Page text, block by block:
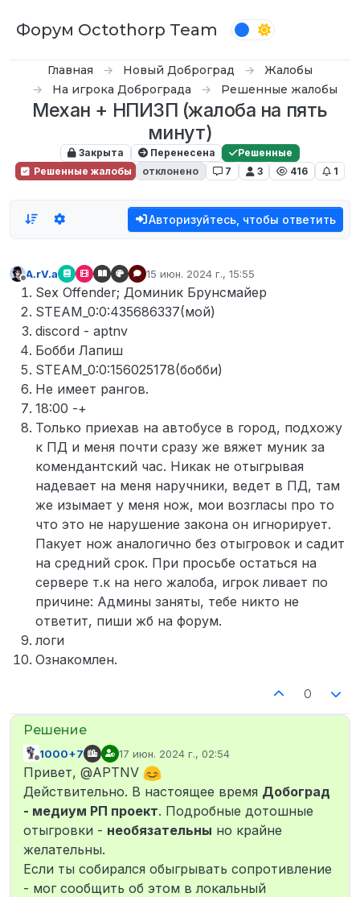
Форум Octothorp Team
Главная Новый Доброград
Жалобы
На игрока Доброграда
Решенные жалобы
Механ + НПИЗП (жалоба на пять
минут)
Закрыта Перенесена
Решенные
Решенные жалобы
отклонено 7 3 416 1
Авторизуйтесь, чтобы ответить
Не в сети
A.rV.a 15 июн. 2024 г., 15:55
отредактировано
Sex Offender; Доминик Брунсмайер
STEAM_0:0:435686337(мой)
discord - aptnv
Бобби Лапиш
STEAM_0:0:156025178(бобби)
Не имеет рангов.
18:00 -+
Только приехав на автобусе в город, подхожу
к ПД и меня почти сразу же вяжет муник за
комендантский час. Никак не отыгрывая
надевает на меня наручники, ведет в ПД, там
же изымает у меня нож, мои возгласы про то
что это не нарушение закона он игнорирует.
Пакует нож аналогично без отыгровок и садит
на средний срок. При просьбе остаться на
сервере т.к на него жалоба, игрок ливает по
причине: Админы заняты, тебе никто не
ответит, пиши жб на форум.
логи
Ознакомлен.
0
Не в сети
1000+7 17 июн. 2024 г., 02:54
отредактировано
Привет, @APTNV
Действительно. В настоящее время Добоград
- медиум РП проект. Подробные дотошные
отыгровки - необязательны но крайне
желательны.
Если ты собирался обыгрывать сопротивление
- мог сообщить об этом в локальный